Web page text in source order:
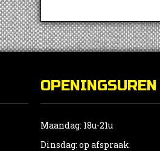
OPENINGSUREN
Maandag: 18u-21u
Dinsdag: op afspraak